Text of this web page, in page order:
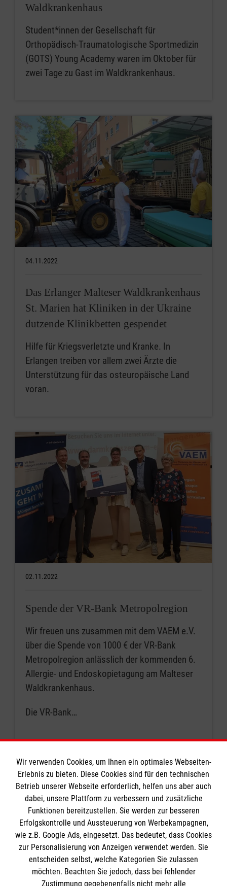
Waldkrankenhaus
Student*innen der Gesellschaft für
Orthopädisch-Traumatologische Sportmedizin
(GOTS) Young Academy waren im Oktober für
zwei Tage zu Gast im Waldkrankenhaus.
04.11.2022
Das Erlanger Malteser Waldkrankenhaus
St. Marien hat Kliniken in der Ukraine
dutzende Klinikbetten gespendet
Hilfe für Kriegsverletzte und Kranke. In
Erlangen treiben vor allem zwei Ärzte die
Unterstützung für das osteuropäische Land
voran.
02.11.2022
Spende der VR-Bank Metropolregion
Wir freuen uns zusammen mit dem VAEM e.V.
über die Spende von 1000 € der VR-Bank
Metropolregion anlässlich der kommenden 6.
Allergie- und Endoskopietagung am Malteser
Waldkrankenhaus.
Die VR-Bank…
Seite 13 von 15.
vorherige 1 … 12 13 14 …
15 nächste
Wir verwenden Cookies, um Ihnen ein optimales Webseiten-
Erlebnis zu bieten. Diese Cookies sind für den technischen
Betrieb unserer Webseite erforderlich, helfen uns aber auch
dabei, unsere Plattform zu verbessern und zusätzliche
Funktionen bereitzustellen. Sie werden zur besseren
Erfolgskontrolle und Aussteuerung von Werbekampagnen,
wie z.B. Google Ads, eingesetzt. Das bedeutet, dass Cookies
zur Personalisierung von Anzeigen verwendet werden. Sie
entscheiden selbst, welche Kategorien Sie zulassen
möchten. Beachten Sie jedoch, dass bei fehlender
Zustimmung gegebenenfalls nicht mehr alle